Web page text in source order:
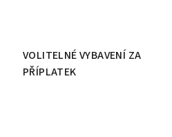
VOLITELNÉ VYBAVENÍ ZA
PŘÍPLATEK